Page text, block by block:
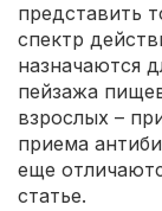
представить
спектр
назначаются
пейзажа
взрослых –
приема
еще
статье.